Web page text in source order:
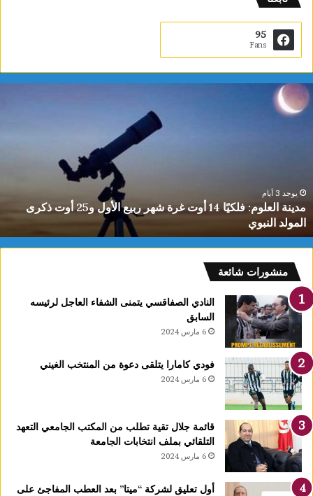
95
Fans
مدينة العلوم: فلكيًا 14 أوت غرة شهر ربيع الأول و25 أوت ذكرى
النبوي
10
سنوات
منشورات شائعة
النادي الصفاقسي يتمنى الشفاء العاجل لرئيسه
السابق
6 مارس 2024
فودي كامارا يتلقى دعوة من المنتخب الغيني
6 مارس 2024
قائمة جلال تقية تطلب من المكتب الجامعي التعهد
التلقائي بملف انتخابات الجامعة
6 مارس 2024
أول تعليق لشركة “ميتا” بعد العطب المفاجئ على